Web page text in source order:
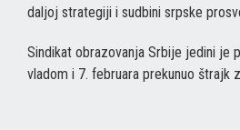
daljoj strategiji i sudbini srpske
Sindikat obrazovanja Srbije jedini je
vladom i 7. februara prekunuo štrajk